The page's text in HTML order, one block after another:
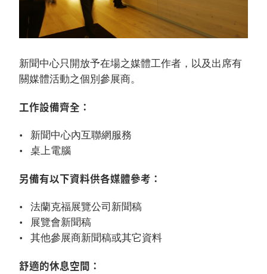
新聞中心只開放予在場之媒體工作者，以及出席有
關媒體活動之個別參展商。
工作設備齊全：
新聞中心內互聯網服務
桌上電腦
另備有以下資料供各媒體參考：
法蘭克福展覽公司新聞稿
展覽會新聞稿
其他參展商新聞稿或其它資料
舒適的休息空間：